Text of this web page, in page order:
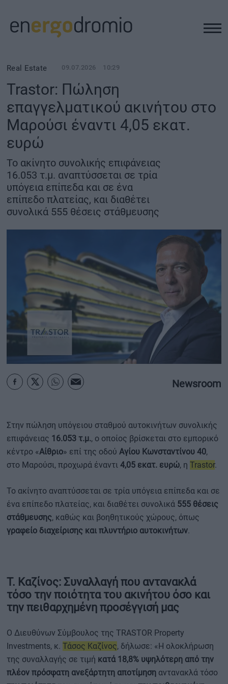
ΥΠΟΔΟΜΕΣ
REAL ESTATE
ΠΕΡΙΒΑΛΛΟΝ
ΕΝΕΡΓΕΙΑ
ΜΕΤΑΦΟΡΕΣ - ΗΛΕΚΤΡΟΚΙΝΗΣΗ
ΨΗΦΙΑΚΟΣ ΚΟΣΜΟΣ
ΟΙΚΟΝΟΜΙΑ - ΕΠΙΧΕΙΡΗΣΕΙΣ
MY PROPERTY
ΚΑΡΑΜΠΟΛΕΣ
ΟΡΟΙ ΧΡΗΣΗΣ
ΕΠΙΚΟΙΝΩΝΙΑ
Real Estate 09.07.2026 10:29
Trastor: Πώληση
επαγγελματικού ακινήτου στο
Μαρούσι έναντι 4,05 εκατ.
ευρώ
Το ακίνητο συνολικής επιφάνειας
16.053 τ.μ. αναπτύσσεται σε τρία
υπόγεια επίπεδα και σε ένα
επίπεδο πλατείας, και διαθέτει
συνολικά 555 θέσεις στάθμευσης
Newsroom
Στην πώληση υπόγειου σταθμού αυτοκινήτων συνολικής
επιφάνειας 16.053 τ.μ., ο οποίος βρίσκεται στο εμπορικό
κέντρο «Αίθριο» επί της οδού Αγίου Κωνσταντίνου 40,
στο Μαρούσι, προχωρά έναντι 4,05 εκατ. ευρώ, η Trastor.
Το ακίνητο αναπτύσσεται σε τρία υπόγεια επίπεδα και σε
ένα επίπεδο πλατείας, και διαθέτει συνολικά 555 θέσεις
στάθμευσης, καθώς και βοηθητικούς χώρους, όπως
γραφείο διαχείρισης και πλυντήριο αυτοκινήτων.
Τ. Καζίνος: Συναλλαγή που αντανακλά
τόσο την ποιότητα του ακινήτου όσο και
την πειθαρχημένη προσέγγισή μας
Ο Διευθύνων Σύμβουλος της TRASTOR Property
Investments, κ. Τάσος Καζίνος, δήλωσε: «Η ολοκλήρωση
της συναλλαγής σε τιμή κατά 18,8% υψηλότερη από την
πλέον πρόσφατη ανεξάρτητη αποτίμηση αντανακλά τόσο